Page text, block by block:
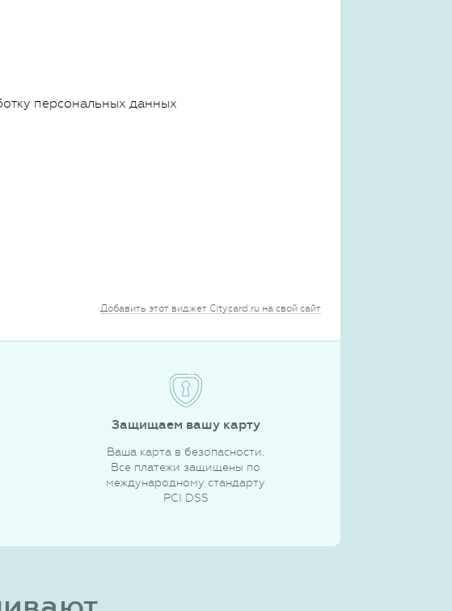
персональных данных
Добавить этот виджет Citycard.ru на свой сайт
Защищаем вашу карту
Ваша карта в безопасности.
Все платежи защищены по
международному стандарту
PCI DSS